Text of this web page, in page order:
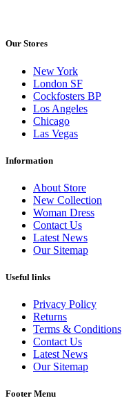
Our Stores
New York
London SF
Cockfosters BP
Los Angeles
Chicago
Las Vegas
Information
About Store
New Collection
Woman Dress
Contact Us
Latest News
Our Sitemap
Useful links
Privacy Policy
Returns
Terms & Conditions
Contact Us
Latest News
Our Sitemap
Footer Menu